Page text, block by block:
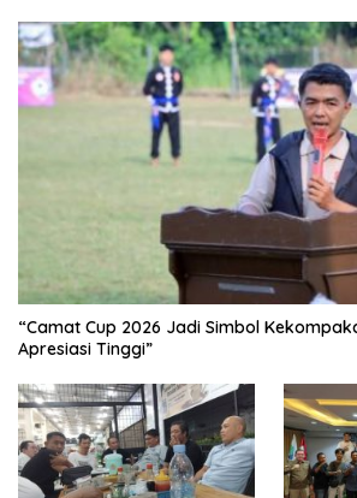
“Camat Cup 2026 Jadi Simbol
Apresiasi Tinggi”